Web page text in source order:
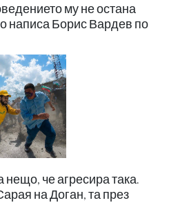
му не остана
написа Борис Вардев по
че агресира така.
на Доган, та през